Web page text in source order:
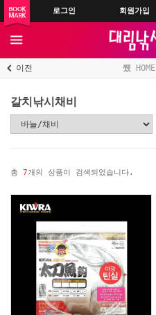
로그인 회원가입
이전 HOME
갈치낚시채비
총 7개의 상품이 검색되었습니다.